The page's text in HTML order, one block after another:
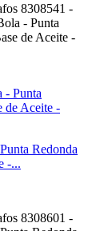
8308541 -
- Punta
de Aceite -
Redonda
-...
8308601 -